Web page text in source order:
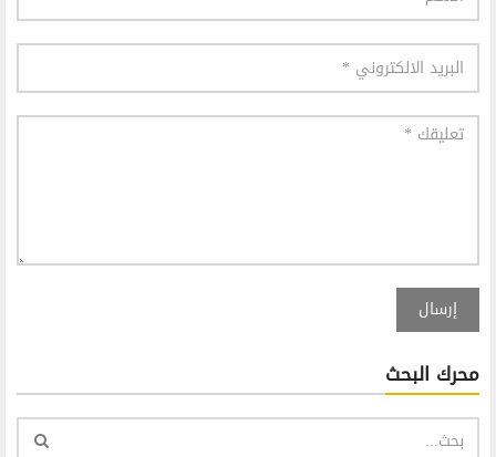
إرسال
محرك البحث